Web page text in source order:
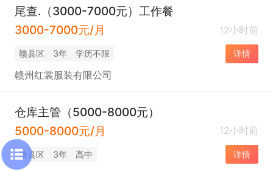
尾查.（3000-7000元）工作餐
3000-7000元/月
12小时前
赣县区 3年 学历不限 详情
赣州红裳服装有限公司
仓库主管（5000-8000元）
5000-8000元/月
12小时前
赣县区 3年 高中 详情